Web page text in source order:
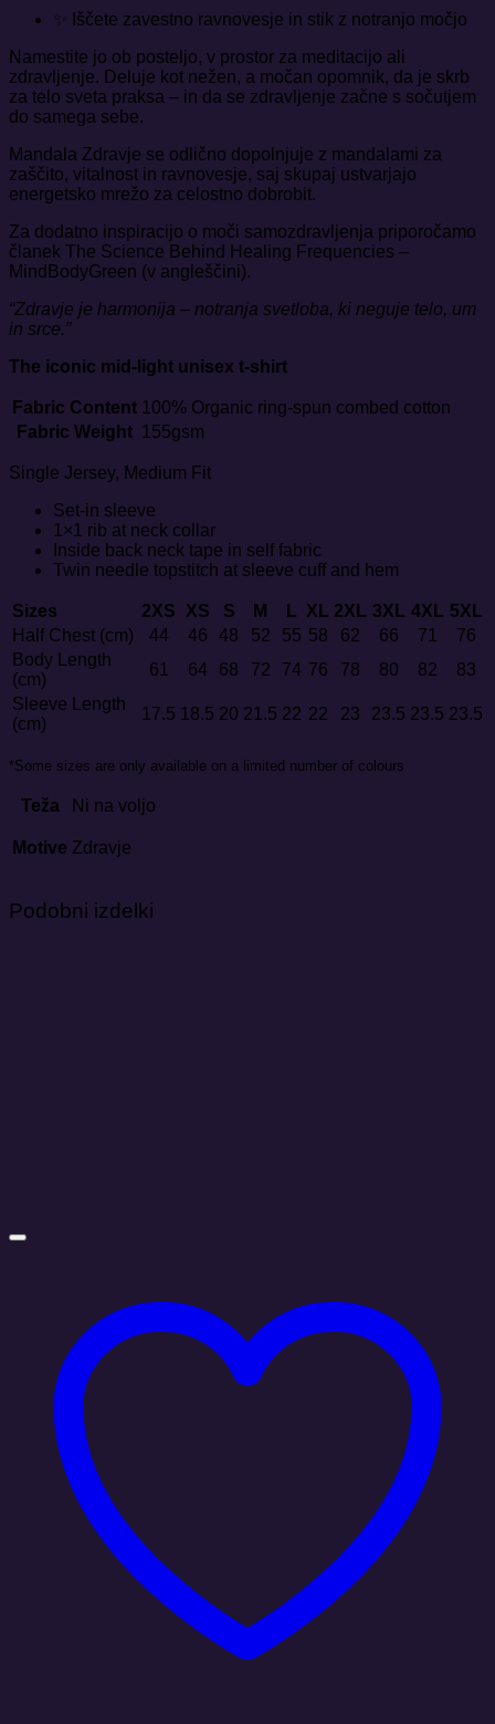
✨ Iščete zavestno ravnovesje in stik z notranjo močjo
Namestite jo ob posteljo, v prostor za meditacijo ali
zdravljenje. Deluje kot nežen, a močan opomnik, da je skrb
za telo sveta praksa – in da se zdravljenje začne s sočutjem
do samega sebe.
Mandala Zdravje se odlično dopolnjuje z mandalami za
zaščito, vitalnost in ravnovesje, saj skupaj ustvarjajo
energetsko mrežo za celostno dobrobit.
Za dodatno inspiracijo o moči samozdravljenja priporočamo
članek The Science Behind Healing Frequencies –
MindBodyGreen (v angleščini).
“Zdravje je harmonija – notranja svetloba, ki neguje telo, um
in srce.”
The iconic mid-light unisex t-shirt
Fabric Content 100% Organic ring-spun combed cotton
Fabric Weight 155gsm
Single Jersey, Medium Fit
Set-in sleeve
1×1 rib at neck collar
Inside back neck tape in self fabric
Twin needle topstitch at sleeve cuff and hem
Sizes 2XS XS S M L XL 2XL 3XL 4XL 5XL
Half Chest (cm)
44 46 48 52 55 58 62 66 71
76
Body Length
(cm)
61 64 68 72 74 76 78 80 82
83
Sleeve Length
(cm)
17.5 18.5 20 21.5 22 22 23 23.5 23.5 23.5
*Some sizes are only available on a limited number of colours
Teža Ni na voljo
Motive Zdravje
Podobni izdelki